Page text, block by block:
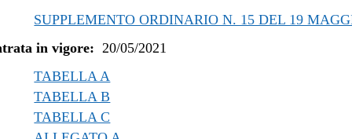
al 31/12/2021
al 05/11/2021
al 11/08/2021
SUPPLEMENTO ORDINARIO N. 15 DEL 19
in vigore: 20/05/2021
TABELLA A
TABELLA B
TABELLA C